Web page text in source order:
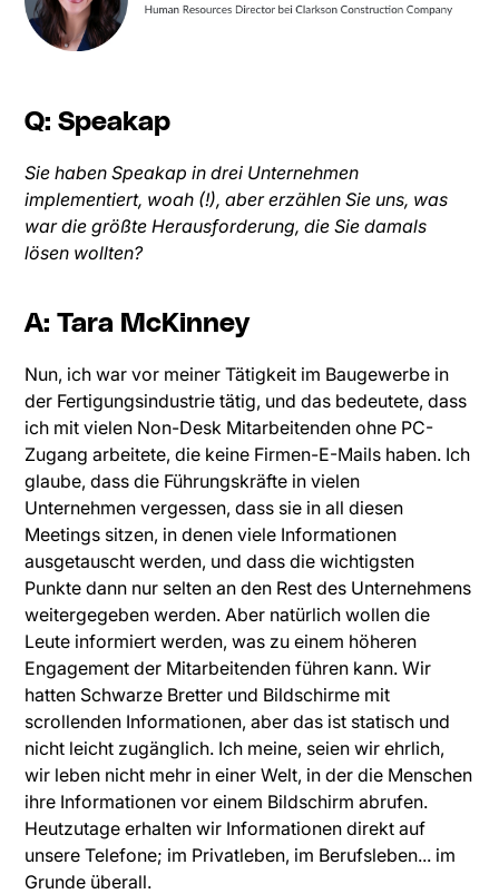
Q: Speakap
Sie haben Speakap in drei Unternehmen
implementiert, woah (!), aber erzählen Sie uns, was
war die größte Herausforderung, die Sie damals
lösen wollten?
A: Tara McKinney
Nun, ich war vor meiner Tätigkeit im Baugewerbe in
der Fertigungsindustrie tätig, und das bedeutete, dass
ich mit vielen Non-Desk Mitarbeitenden ohne PC-
Zugang arbeitete, die keine Firmen-E-Mails haben. Ich
glaube, dass die Führungskräfte in vielen
Unternehmen vergessen, dass sie in all diesen
Meetings sitzen, in denen viele Informationen
ausgetauscht werden, und dass die wichtigsten
Punkte dann nur selten an den Rest des Unternehmens
weitergegeben werden. Aber natürlich wollen die
Leute informiert werden, was zu einem höheren
Engagement der Mitarbeitenden führen kann. Wir
hatten Schwarze Bretter und Bildschirme mit
scrollenden Informationen, aber das ist statisch und
nicht leicht zugänglich. Ich meine, seien wir ehrlich,
wir leben nicht mehr in einer Welt, in der die Menschen
ihre Informationen vor einem Bildschirm abrufen.
Heutzutage erhalten wir Informationen direkt auf
unsere Telefone; im Privatleben, im Berufsleben... im
Grunde überall.